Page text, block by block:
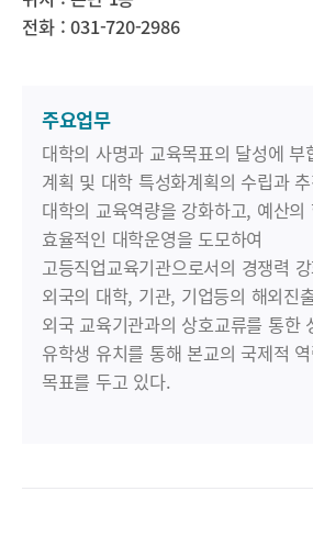
전화 : 031-720-2986
주요업무
대학의 사명과 교육목표의 달성에 부
계획 및 대학 특성화계획의 수립과
대학의 교육역량을 강화하고, 예산의
효율적인 대학운영을 도모하여
고등직업교육기관으로서의 경쟁력
외국의 대학, 기관, 기업등의 해외진
외국 교육기관과의 상호교류를 통한
유학생 유치를 통해 본교의 국제적
목표를 두고 있다.